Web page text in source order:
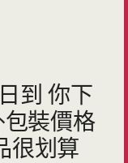
到 你下
裝價格
很划算